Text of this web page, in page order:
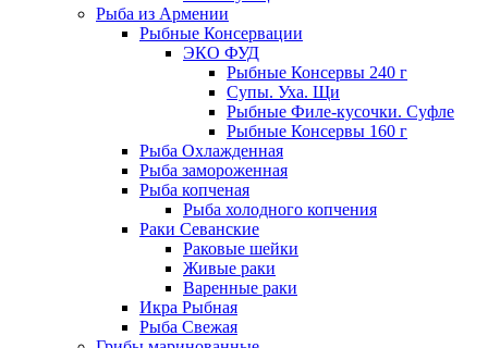
Рыба из Армении
Рыбные Консервации
ЭКО ФУД
Рыбные Консервы 240 г
Супы. Уха. Щи
Рыбные Филе-кусочки. Суфле
Рыбные Консервы 160 г
Рыба Охлажденная
Рыба замороженная
Рыба копченая
Рыба холодного копчения
Раки Севанские
Раковые шейки
Живые раки
Варенные раки
Икра Рыбная
Рыба Свежая